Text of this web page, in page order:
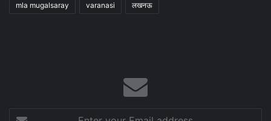
mla mugalsaray varanasi लखनऊ